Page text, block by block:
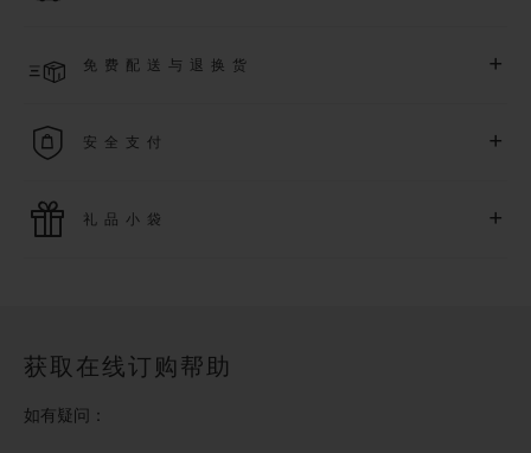
免费配送与退换货 +
安全支付 +
个人信息受到保护。
礼品小袋 +
获取在线订购帮助
如有疑问：